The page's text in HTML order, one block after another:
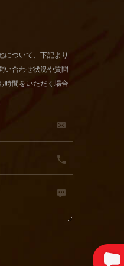
について、下記より
い合わせ状況や質問
時間をいただく場合